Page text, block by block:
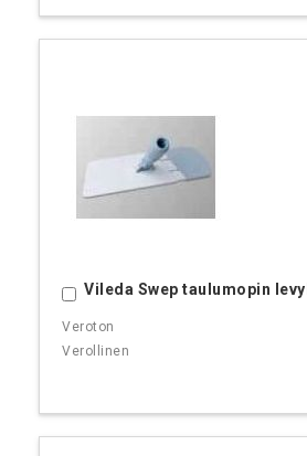
Vileda Swep taulumopin
Ostoskoriin